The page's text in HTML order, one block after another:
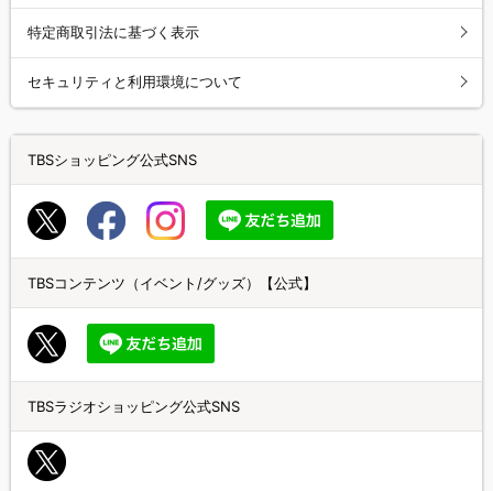
特定商取引法に基づく表示
セキュリティと利用環境について
TBSショッピング公式SNS
TBSコンテンツ（イベント/グッズ）【公式】
TBSラジオショッピング公式SNS